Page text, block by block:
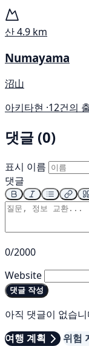
산4.9 km
Numayama
沼山
아키타현 ·12건의
댓글 (0)
표시 이름
댓글
0/2000
Website
댓글 작성
아직 댓글이 없습니
여행 계획
위험